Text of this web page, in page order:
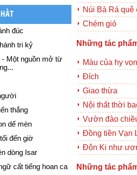
đúc
tri kỷ
- Một nguồn mở từ
thắng
dế mèn
đến giờ
dòng Isar
cất tiếng hoan ca
Núi Bà Rá quê
Chém gió
Những tác
Màu của hy
Đích
Giao thừa
Nội thất thời
Vườn đào
Đồng tiền Vạn
Đôn Ki như
Những tác